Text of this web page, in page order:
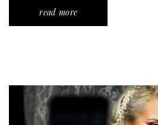
read more